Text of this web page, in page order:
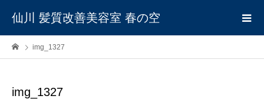
仙川 髪質改善美容室 春の空
img_1327
img_1327